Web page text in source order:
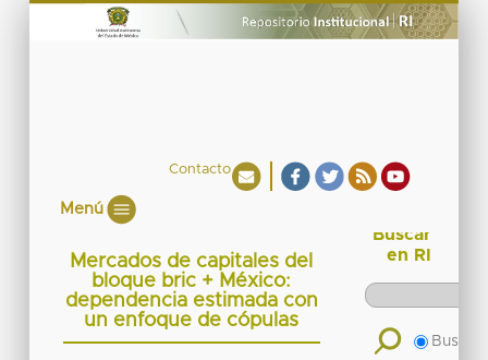
Contacto
Menú
Mercados de capitales del
bloque bric + México:
dependencia estimada con
un enfoque de cópulas
Buscar
en RI
Buscar